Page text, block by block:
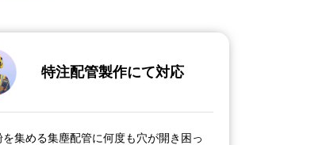
特注配管製作にて対応
を集める集塵配管に何度も穴が開き困っ